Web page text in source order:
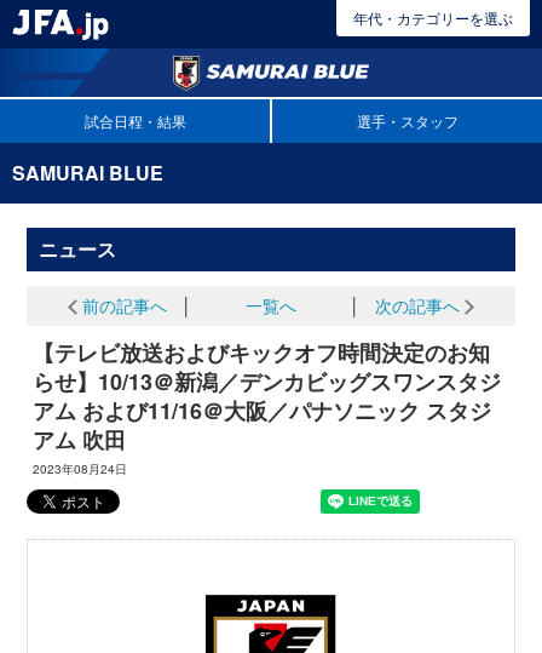
年代・カテゴリーを選ぶ
試合日程・結果 選手・スタッフ
SAMURAI BLUE
ニュース
前の記事へ 一覧へ 次の記事へ
【テレビ放送およびキックオフ時間決定のお知
らせ】10/13＠新潟／デンカビッグスワンスタジ
アム および11/16＠大阪／パナソニック スタジ
アム 吹田
2023年08月24日